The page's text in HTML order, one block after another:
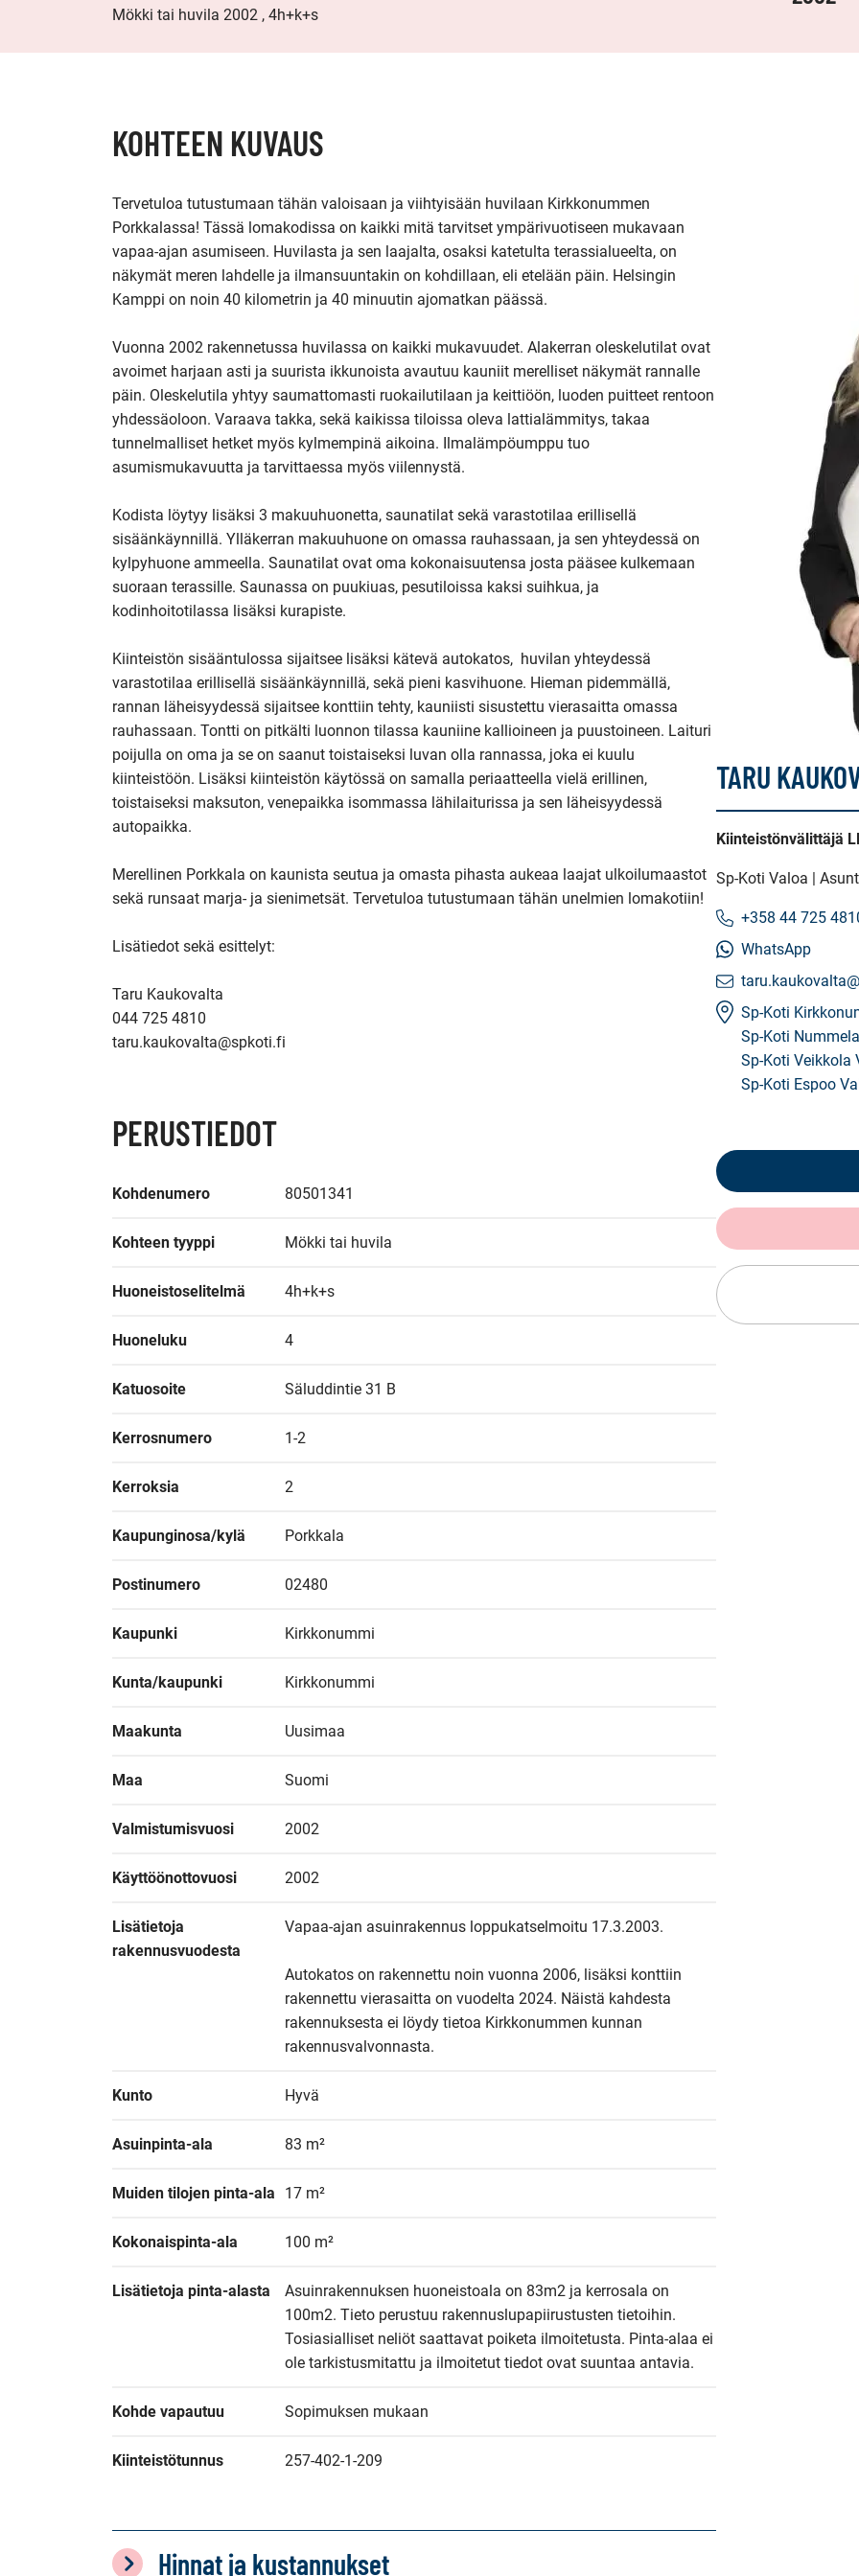
Mökki tai huvila 2002 , 4h+k+s
KOHTEEN KUVAUS
Tervetuloa tutustumaan tähän valoisaan ja viihtyisään huvilaan Kirkkonummen
Porkkalassa! Tässä lomakodissa on kaikki mitä tarvitset ympärivuotiseen mukavaan
vapaa-ajan asumiseen. Huvilasta ja sen laajalta, osaksi katetulta terassialueelta, on
näkymät meren lahdelle ja ilmansuuntakin on kohdillaan, eli etelään päin. Helsingin
Kamppi on noin 40 kilometrin ja 40 minuutin ajomatkan päässä.
Vuonna 2002 rakennetussa huvilassa on kaikki mukavuudet. Alakerran oleskelutilat ovat
avoimet harjaan asti ja suurista ikkunoista avautuu kauniit merelliset näkymät rannalle
päin. Oleskelutila yhtyy saumattomasti ruokailutilaan ja keittiöön, luoden puitteet rentoon
yhdessäoloon. Varaava takka, sekä kaikissa tiloissa oleva lattialämmitys, takaa
tunnelmalliset hetket myös kylmempinä aikoina. Ilmalämpöumppu tuo
asumismukavuutta ja tarvittaessa myös viilennystä.
Kodista löytyy lisäksi 3 makuuhuonetta, saunatilat sekä varastotilaa erillisellä
sisäänkäynnillä. Ylläkerran makuuhuone on omassa rauhassaan, ja sen yhteydessä on
kylpyhuone ammeella. Saunatilat ovat oma kokonaisuutensa josta pääsee kulkemaan
suoraan terassille. Saunassa on puukiuas, pesutiloissa kaksi suihkua, ja
kodinhoitotilassa lisäksi kurapiste.
Kiinteistön sisääntulossa sijaitsee lisäksi kätevä autokatos,  huvilan yhteydessä
varastotilaa erillisellä sisäänkäynnillä, sekä pieni kasvihuone. Hieman pidemmällä,
rannan läheisyydessä sijaitsee konttiin tehty, kauniisti sisustettu vierasaitta omassa
rauhassaan. Tontti on pitkälti luonnon tilassa kauniine kallioineen ja puustoineen. Laituri
poijulla on oma ja se on saanut toistaiseksi luvan olla rannassa, joka ei kuulu
kiinteistöön. Lisäksi kiinteistön käytössä on samalla periaatteella vielä erillinen,
toistaiseksi maksuton, venepaikka isommassa lähilaiturissa ja sen läheisyydessä
autopaikka.
Merellinen Porkkala on kaunista seutua ja omasta pihasta aukeaa laajat ulkoilumaastot
sekä runsaat marja- ja sienimetsät. Tervetuloa tutustumaan tähän unelmien lomakotiin!
Lisätiedot sekä esittelyt:
Taru Kaukovalta
044 725 4810
PERUSTIEDOT
Kohdenumero 80501341
Kohteen tyyppi Mökki tai huvila
Huoneistoselitelmä 4h+k+s
Huoneluku 4
Katuosoite Säluddintie 31 B
Kerrosnumero 1-2
Kerroksia 2
Kaupunginosa/kylä Porkkala
Postinumero 02480
Kaupunki Kirkkonummi
Kunta/kaupunki Kirkkonummi
Maakunta Uusimaa
Maa Suomi
Valmistumisvuosi 2002
Käyttöönottovuosi 2002
Lisätietoja
rakennusvuodesta
Vapaa-ajan asuinrakennus loppukatselmoitu 17.3.2003.
Autokatos on rakennettu noin vuonna 2006, lisäksi konttiin
rakennettu vierasaitta on vuodelta 2024. Näistä kahdesta
rakennuksesta ei löydy tietoa Kirkkonummen kunnan
rakennusvalvonnasta.
Kunto Hyvä
Asuinpinta-ala 83 m²
Muiden tilojen pinta-ala 17 m²
Kokonaispinta-ala 100 m²
Lisätietoja pinta-alasta
Asuinrakennuksen huoneistoala on 83m2 ja kerrosala on
100m2. Tieto perustuu rakennuslupapiirustusten tietoihin.
Tosiasialliset neliöt saattavat poiketa ilmoitetusta. Pinta-alaa ei
ole tarkistusmitattu ja ilmoitetut tiedot ovat suuntaa antavia.
Kohde vapautuu Sopimuksen mukaan
Kiinteistötunnus 257-402-1-209
Hinnat ja kustannukset
TARU
Kiinteistönvälittäjä
Sp-Koti Valoa |
+358 44 725
WhatsApp
Sp-Koti
Sp-Koti
Sp-Koti Veikkola
Sp-Koti Espoo